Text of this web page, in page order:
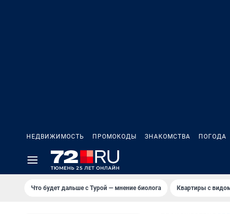
НЕДВИЖИМОСТЬ ПРОМОКОДЫ ЗНАКОМСТВА ПОГОДА
Что будет дальше с Турой — мнение биолога Квартиры с